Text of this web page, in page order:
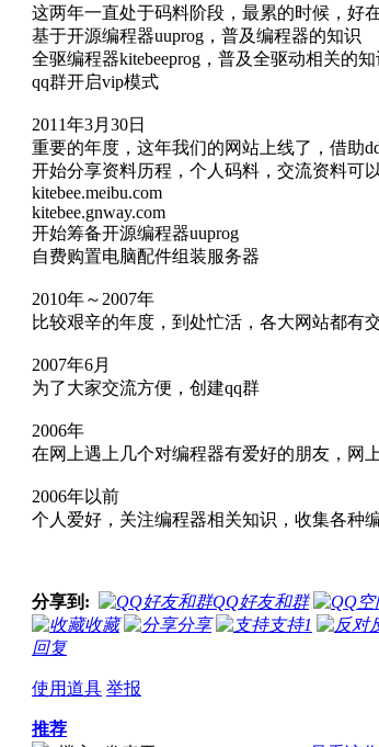
这两年一直处于码料阶段，最累的时候，好
基于开源编程器uuprog，普及编程器的知识
全驱编程器kitebeeprog，普及全驱动相关的知
qq群开启vip模式
2011年3月30日
重要的年度，这年我们的网站上线了，借助
开始分享资料历程，个人码料，交流资料可
kitebee.meibu.com
kitebee.gnway.com
开始筹备开源编程器uuprog
自费购置电脑配件组装服务器
2010年～2007年
比较艰辛的年度，到处忙活，各大网站都有
2007年6月
为了大家交流方便，创建qq群
2006年
在网上遇上几个对编程器有爱好的朋友，网
2006年以前
个人爱好，关注编程器相关知识，收集各种
分享到: QQ好友和群
收藏
分享 支持1
回复
使用道具 举报
推荐